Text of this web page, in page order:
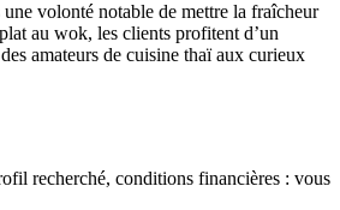
volonté notable de mettre la fraîcheur
au wok, les clients profitent d’un
amateurs de cuisine thaï aux curieux
recherché, conditions financières : vous